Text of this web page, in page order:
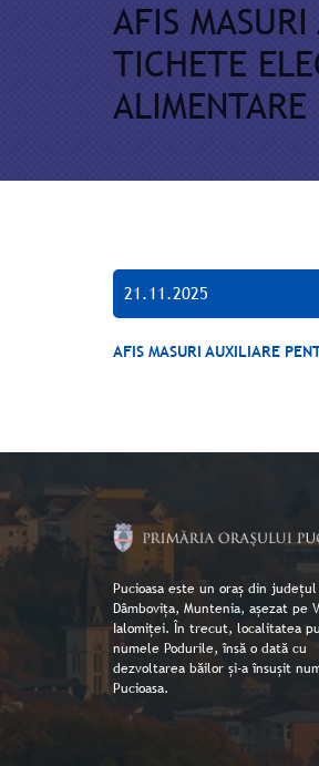
AFIS
TICHETE
ALIMENTARE
21.11.2025
AFIS MASURI AUXILIARE
Pucioasa este un oraș din județul
Dâmbovița, Muntenia, așezat pe
Ialomiței. În trecut, localitatea
numele Podurile, însă o dată cu
dezvoltarea băilor și-a însușit
Pucioasa.